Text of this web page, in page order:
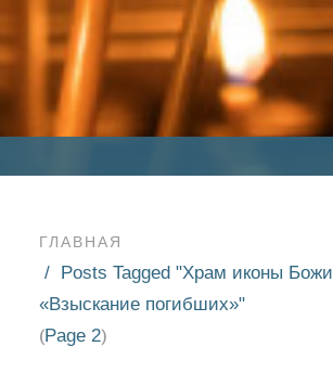
ГЛАВНАЯ
Posts Tagged "Храм иконы
«Взыскание погибших»"
(Page 2)